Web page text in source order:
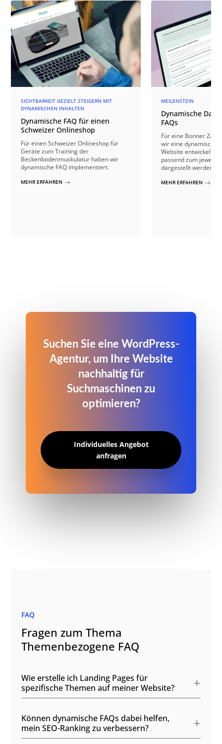
SICHTBARKEIT GEZIELT STEIGERN MIT
DYNAMISCHEN INHALTEN
Dynamische FAQ für einen
Schweizer Onlineshop
Für einen Schweizer Onlineshop für
Geräte zum Training der
Beckenbodenmuskulatur haben wir
dynamische FAQ implementiert.
MEHR ERFAHREN $
MEILENSTEIN
Dynamische
FAQs
Für eine Bonner
wir eine dynamische
Website entwickelt,
passend zum
dargestellt werden.
MEHR ERFAHREN $
Suchen Sie eine WordPress-
Agentur, um Ihre Website
nachhaltig für
Suchmaschinen zu
optimieren?
Individuelles Angebot
anfragen
FAQ
Fragen zum Thema
Themenbezogene FAQ
Wie erstelle ich Landing Pages für
spezifische Themen auf meiner Website?
Können dynamische FAQs dabei helfen,
mein SEO-Ranking zu verbessern?